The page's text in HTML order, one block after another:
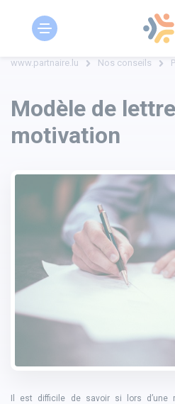
www.partnaire.lu Nos conseils
Modèle de
motivation
Il est difficile de savoir si lors d’une